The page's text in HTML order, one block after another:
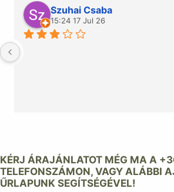
Szuhai Csaba
15:24 17 Jul 26
KÉRJ ÁRAJÁNLATOT MÉG MA A
TELEFONSZÁMON, VAGY ALÁBBI
ŰRLAPUNK SEGÍTSÉGÉVEL!